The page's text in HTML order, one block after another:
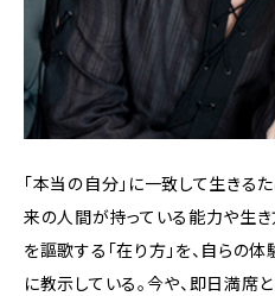
「本当の自分」に一致して生きる
来の人間が持っている能力や生
を謳歌する「在り方」を、自らの
に教示している。今や、即日満席